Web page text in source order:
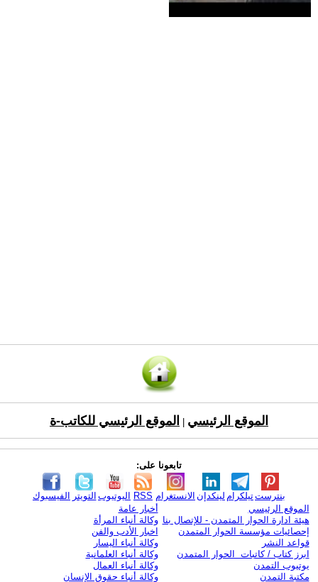
الموقع الرئيسي الموقع الرئيسي للكاتب-ة
تابعونا على:
الفيسبوك التويتر اليوتيوب RSS الانستغرام لينكدإن تيلكرامبنترست
الموقع الرئيسي
هيئة ادارة الحوار المتمدن - للإتصال بنا
إحصائيات مؤسسة الحوار المتمدن
قواعد النشر
ابرز كتاب / كاتبات الحوار المتمدن
يوتيوب التمدن
مكتبة التمدن
أخبار عامة
وكالة أنباء المرأة
اخبار الأدب والفن
وكالة أنباء اليسار
وكالة أنباء العلمانية
وكالة أنباء العمال
وكالة أنباء حقوق الإنسان